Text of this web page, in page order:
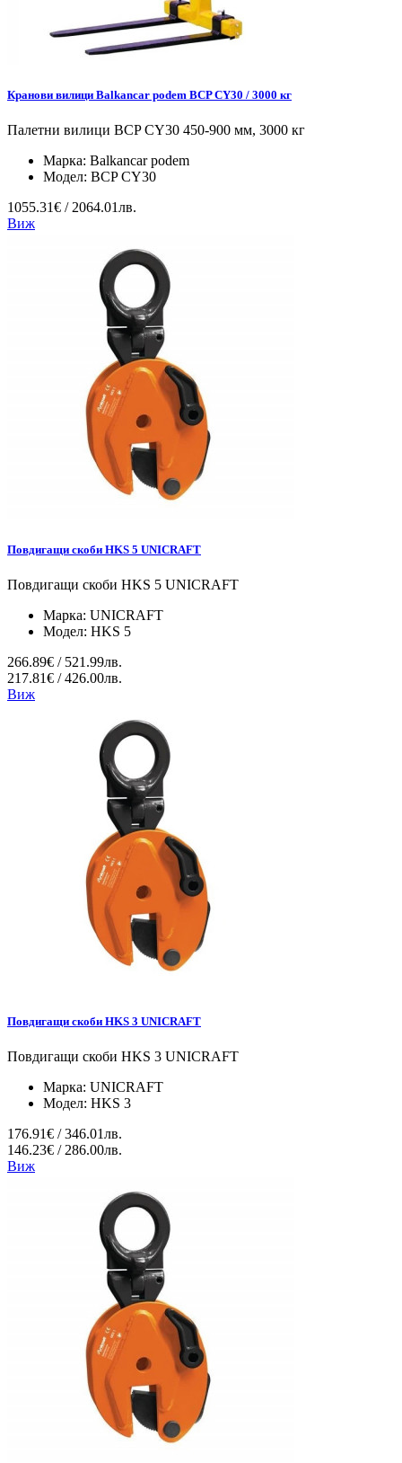
Кранови вилици Balkancar podem BCP CY30 / 3000 кг
Палетни вилици BCP CY30 450-900 мм, 3000 кг
Марка: Balkancar podem
Модел: BCP CY30
1055.31€ / 2064.01лв.
Виж
Повдигащи скоби HKS 5 UNICRAFT
Повдигащи скоби HKS 5 UNICRAFT
Марка: UNICRAFT
Модел: HKS 5
266.89€ / 521.99лв.
217.81€ / 426.00лв.
Виж
Повдигащи скоби HKS 3 UNICRAFT
Повдигащи скоби HKS 3 UNICRAFT
Марка: UNICRAFT
Модел: HKS 3
176.91€ / 346.01лв.
146.23€ / 286.00лв.
Виж